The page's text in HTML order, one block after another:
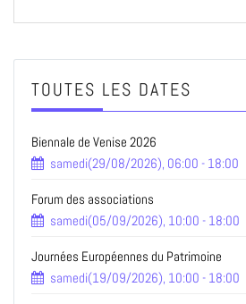
TOUTES LES DATES
Biennale de Venise 2026
samedi(29/08/2026), 06:00 - 18:00
Forum des associations
samedi(05/09/2026), 10:00 - 18:00
Journées Européennes du Patrimoine
samedi(19/09/2026), 10:00 - 18:00